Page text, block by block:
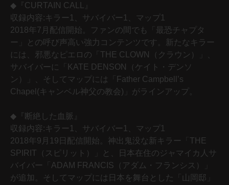
◆『CURTAIN CALL』
収録内容:キラー1、サバイバー1、マップ1
2018年7月配信開始。ファンの間でも「最恐チャプタ
ー」との呼び声高い強力コンテンツです。新たなキラー
には、邪悪なピエロの「THE CLOWN（クラウン）」、
サバイバーに「KATE DENSON（ケイト・デンソ
ン）」、そしてマップには「Father Campbell’s
Chapel(キャンベル神父の教会)」がラインアップ。
◆『断絶した血脈』
収録内容:キラー1、サバイバー1、マップ1
2018年9月19日配信開始。神出鬼没な新キラー「THE
SPIRIT（スピリット）」と、日本在住のジャマイカ人サ
バイバー「ADAM FRANCIS（アダム・フランシス）」
が追加。そしてマップには日本を舞台とした「山岡邸」